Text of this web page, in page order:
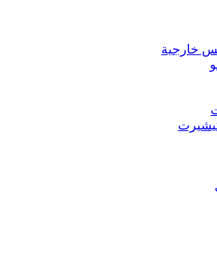
خارجية